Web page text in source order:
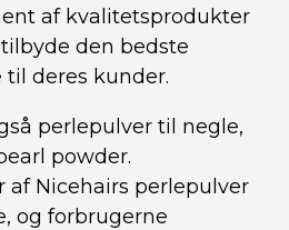
af kvalitetsprodukter
den bedste
deres kunder.
perlepulver til negle,
powder.
af Nicehairs perlepulver
og forbrugerne